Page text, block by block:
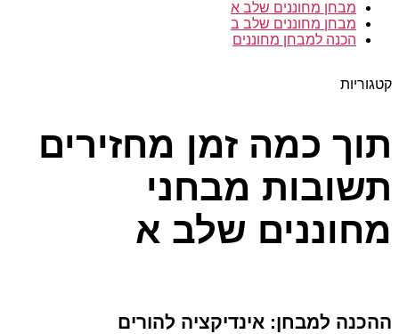
מבחן מחוננים שלב א
מבחן מחוננים שלב ב
הכנה למבחן מחוננים
קטגוריות
תוך כמה זמן מחזירים
תשובות מבחני
מחוננים שלב א
ההכנה למבחן: אינדיקציה להורים